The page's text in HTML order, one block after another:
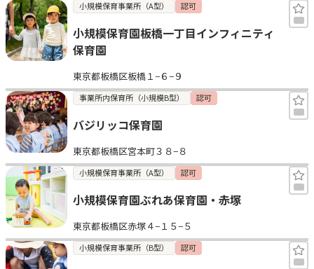
小規模保育事業所（A型） 認可
小規模保育園板橋一丁目インフィニティ
保育園
東京都板橋区板橋１−６−９
事業所内保育所（小規模B型） 認可
バジリッコ保育園
東京都板橋区宮本町３８−８
小規模保育事業所（A型） 認可
小規模保育園ぶれあ保育園・赤塚
東京都板橋区赤塚４−１５−５
小規模保育事業所（B型） 認可